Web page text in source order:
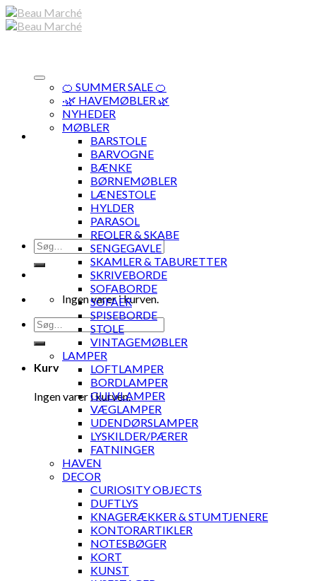
Skip
to
Søg
efter:
Ingen varer i kurven.
Søg
efter:
Kurv
Ingen varer i kurven.
🍊 SUMMER SALE 🍊
·🌿 HAVEMØBLER 🌿
NYHEDER
MØBLER
BARSTOLE
BARVOGNE
BÆNKE
BØRNEMØBLER
LÆNESTOLE
HYLDER
PARASOL
REOLER & SKABE
SENGEGAVLE
SKAMLER & TABURETTER
SKRIVEBORDE
SOFABORDE
SOFAER
SPISEBORDE
STOLE
VINTAGEMØBLER
LAMPER
LOFTLAMPER
BORDLAMPER
GULVLAMPER
VÆGLAMPER
UDENDØRSLAMPER
LYSKILDER/PÆRER
FATNINGER
HAVEN
DECOR
CURIOSITY OBJECTS
DUFTLYS
KNAGERÆKKER & STUMTJENERE
KONTORARTIKLER
NOTESBØGER
KORT
KUNST